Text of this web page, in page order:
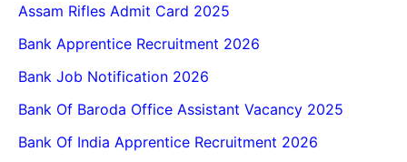
Assam Rifles Admit Card 2025
Bank Apprentice Recruitment 2026
Bank Job Notification 2026
Bank Of Baroda Office Assistant Vacancy 2025
Bank Of India Apprentice Recruitment 2026